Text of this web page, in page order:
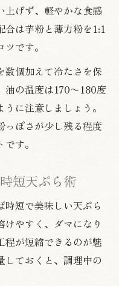
シピ徹底紹介
らの簡単アレンジ
シピのポイント解
芋粉衣の作り方
天ぷらレシピ特集
で仕上げるコツ
リカリ食感の秘密
粉の使い方ガイド
る芋天粉の活用術
変わる理由と工夫
感を出す芋粉効果
上げず、軽やかな食感
合は芋粉と薄力粉を1:1
です。
数個加えて冷たさを保
油の温度は170〜180度
に注意しましょう。
っぽさが少し残る程度
す。
短天ぷら術
短で美味しい天ぷら
やすく、ダマになり
程が短縮できるのが魅
しておくと、調理中の